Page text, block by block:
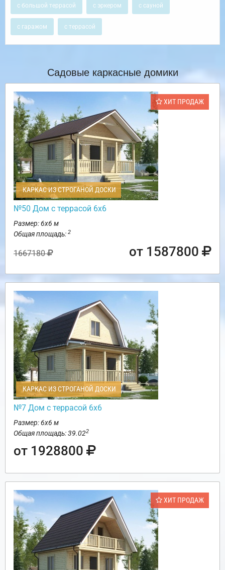
с большой террасой с эркером с сауной
с гаражом с террасой
Садовые каркасные домики
ХИТ ПРОДАЖ
КАРКАС ИЗ СТРОГАНОЙ ДОСКИ
№50 Дом с террасой 6х6
Размер: 6х6 м
Общая площадь: 2
1667180 от 1587800
КАРКАС ИЗ СТРОГАНОЙ ДОСКИ
№7 Дом с террасой 6х6
Размер: 6х6 м
Общая площадь: 39.022
от 1928800
ХИТ ПРОДАЖ